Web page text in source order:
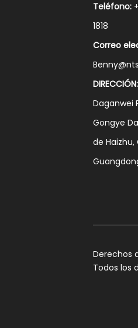
Teléfono:
1818
Correo
DIRECCIÓN:
Daganwei
Gongye
de
​Derechos
Todos los